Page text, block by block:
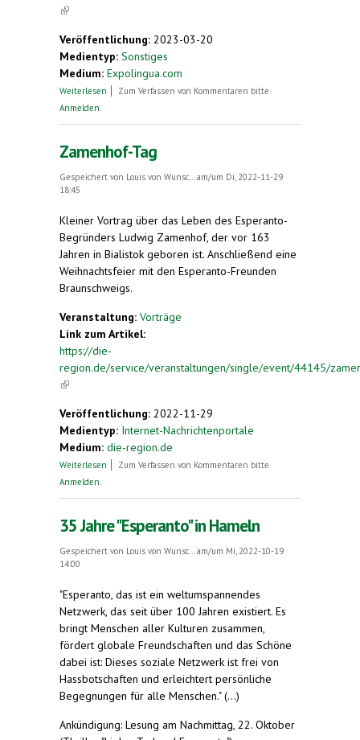
(link is external)
Veröffentlichung: 2023-03-20
Medientyp: Sonstiges
Medium: Expolingua.com
Weiterlesen über Reisen mit Esperanto + Schnupperkurs
Zum Verfassen von Kommentaren bitte
Anmelden
Zamenhof-Tag
Gespeichert von Louis von Wunsc...
am/um Di, 2022-11-29
18:45
Kleiner Vortrag über das Leben des Esperanto-
Begründers Ludwig Zamenhof, der vor 163
Jahren in Bialistok geboren ist. Anschließend eine
Weihnachtsfeier mit den Esperanto-Freunden
Braunschweigs.
Veranstaltung: Vorträge
Link zum Artikel:
https://die-
region.de/service/veranstaltungen/single/event/44145/
(link is external)
Veröffentlichung: 2022-11-29
Medientyp: Internet-Nachrichtenportale
Medium: die-region.de
Weiterlesen über Zamenhof-Tag
Zum Verfassen von Kommentaren bitte
Anmelden
35 Jahre "Esperanto" in Hameln
Gespeichert von Louis von Wunsc...
am/um Mi, 2022-10-19
14:00
"Esperanto, das ist ein weltumspannendes
Netzwerk, das seit über 100 Jahren existiert. Es
bringt Menschen aller Kulturen zusammen,
fördert globale Freundschaften und das Schöne
dabei ist: Dieses soziale Netzwerk ist frei von
Hassbotschaften und erleichtert persönliche
Begegnungen für alle Menschen." (...)
Ankündigung: Lesung am Nachmittag, 22. Oktober